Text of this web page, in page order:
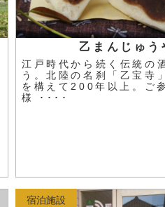
乙まんじゅう
江戸時代から続く伝統の
う。北陸の名刹「乙宝寺
を構えて200年以上。ご
様 ････
宿泊施設